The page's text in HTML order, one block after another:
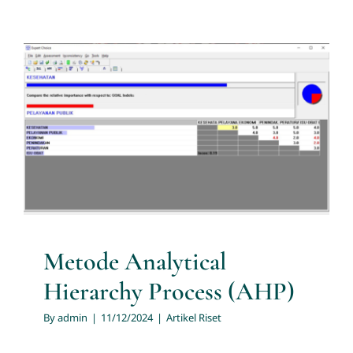
Metode Analytical Hierarchy
Process (AHP)
Artikel Riset
Metode Analytical
Hierarchy Process (AHP)
Byadmin | 11/12/2024 | Artikel Riset